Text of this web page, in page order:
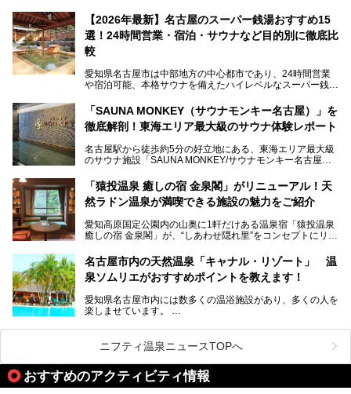
この地で30年にわたり愛され続けてきた施設だからこそ、
地元住民をはじめオープンを待ちわびている人も多いのでは
ないでしょうか。
老朽化した設備の補修を機に、2年前からじっくり構想を練
ってきたというだけあって、館内の充実度は想像以上。
以前の4倍に拡張したという露天エリアや10の浴槽、40人収
容の巨大なスタジアムサウナに、岩盤浴やリラクゼーション
までまるごと楽しめる施設に生まれ変わりました。
今回は、全面リニューアルして新しくなった「スパアクアス
【2026年最新】名古屋のスーパー銭湯おすすめ15
選！24時間営業・宿泊・サウナなど目的別に徹底比
較
愛知県名古屋市は中部地方の中心都市であり、24時間営業
や宿泊可能、本格サウナを備えたハイレベルなスーパー銭湯
そのため、「日々の仕事の疲れを心身ともにリセットした
い」「休日に時間を忘れて1日中ダラダラ過ごしたい」「コ
くある点が魅力です！
お好みの温泉施設を見つけて楽しんでくださいね。
「SAUNA MONKEY（サウナモンキー名古屋）」を
徹底解剖！東海エリア最大級のサウナ体験レポート
名古屋駅から徒歩約5分の好立地にある、東海エリア最大級
のサウナ施設「SAUNA MONKEY/サウナモンキー名古屋」
「名古屋駅周辺ってサウナが少ないよね」という声をよく耳
にするだけあり、アクセスの良さにも胸が高鳴ります。
今回は普段は男性専用となっているパブリックサウナが、女
さっそく取材してきました！
「猿投温泉 癒しの宿 金泉閣」がリニューアル！天
然ラドン温泉が満喫できる施設の魅力をご紹介
愛知高原国定公園内の山奥に1軒だけある温泉宿「猿投温泉
癒しの宿 金泉閣」が、“しあわせ隠れ里”をコンセプトにリニ
天然ラドン温泉が堪能できるお風呂や、新設・改装された客
室、地元の食材と温泉水で作られたお料理……。
ご紹介します。
名古屋市内の天然温泉「キャナル・リゾート」 温
泉ソムリエがおすすめポイントを教えます！
愛知県名古屋市内には数多くの温浴施設があり、多くの人を
楽しませています。
ムリエの目線で紹介していきます！
名古屋市内にはスーパー銭湯や日帰り温泉が多く、「どこに
行こうかな？」と悩んでしまう方も多いと思います。
ぜひこの記事を参考にして「キャナル・リゾート」に出かけ
てみるのはいかがでしょうか？
ニフティ温泉ニュースTOPへ
おすすめのアクティビティ情報